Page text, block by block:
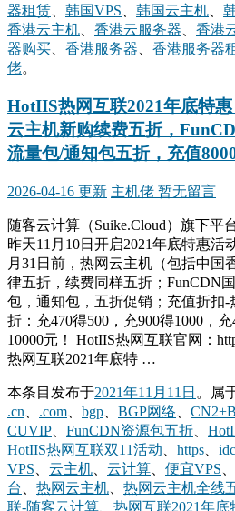
器租赁
韩国VPS 韩国云主机
香港云主机
香港云服务器 香港
器购买
香港服务器 香港服务器
佬。
HotIIS热网互联2021年底特
云主机新购续费五折，
流量包/通知包五折，充值
2026-04-16 更新 主机佬 暂无留言
随客云计算（Suike.Cloud）旗下平
昨天11月10日开启2021年底特惠活
月31日前，热网云主机（包括中国
律五折，续费同样五折；FunCDN
包，通知包，五折促销；充值折扣-
折：充470得500，充900得1000，
10000元！ HotIIS热网互联官网：
热网互联2021年底特 …
本条目发布于2021年11月11日 。属
.cn
.com bgp BGP网络
CUVIP
FunCDN资源包五折
HotIIS热网互联双11活动
https idc
VPS
云主机 云计算 便宜VPS
台
热网云主机 热网云主机全线
联-随客云计算
热网互联2021年底